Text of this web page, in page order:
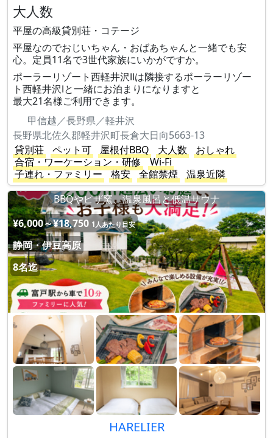
大人数
平屋の高級貸別荘・コテージ
平屋なのでおじいちゃん・おばあちゃんと一緒でも安
心。定員11名で3世代家族にいかがですか。
ポーラーリゾート西軽井沢Ⅱは隣接するポーラーリゾー
ト西軽井沢Ⅰと一緒にお泊まりになりますと
最大21名様ご利用できます。
甲信越／長野県／軽井沢
長野県北佐久郡軽井沢町長倉大日向5663-13
貸別荘
ペット可 屋根付BBQ 大人数
おしゃれ
合宿・ワーケーション・研修
Wi-Fi
子連れ・ファミリー
格安 全館禁煙
温泉近隣
BBQやピザ窯、温泉風呂と低温サウナ
¥6,000～¥18,750 1人あたり目安
静岡・伊豆高原
8名迄
HARELIER